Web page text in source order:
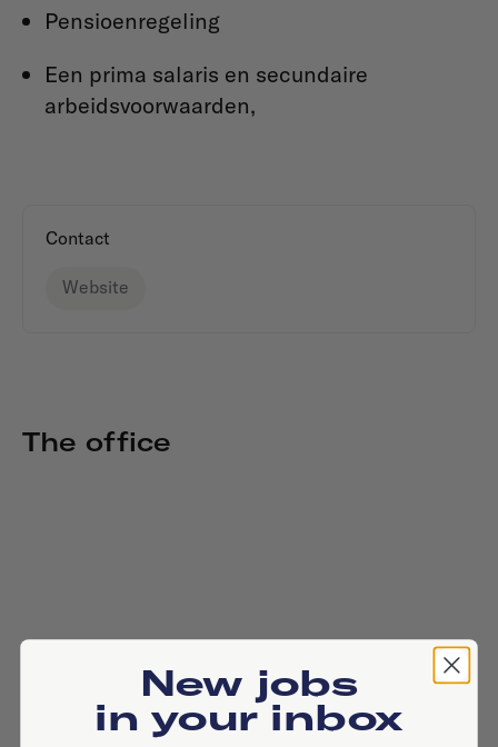
Pensioenregeling
Een prima salaris en secundaire
arbeidsvoorwaarden,
Contact
Website
The office
New jobs
in your inbox